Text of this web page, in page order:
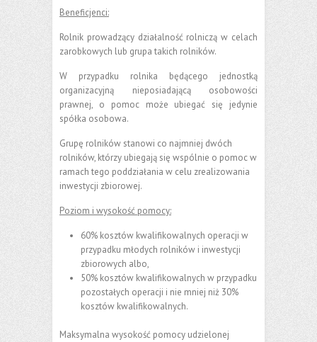
Beneficjenci:
Rolnik prowadzący działalność rolniczą w celach
zarobkowych lub grupa takich rolników.
W przypadku rolnika będącego jednostką
organizacyjną nieposiadającą osobowości
prawnej, o pomoc może ubiegać się jedynie
spółka osobowa.
Grupę rolników stanowi co najmniej dwóch
rolników, którzy ubiegają się wspólnie o pomoc w
ramach tego poddziałania w celu zrealizowania
inwestycji zbiorowej.
Poziom i wysokość pomocy:
60% kosztów kwalifikowalnych operacji w
przypadku młodych rolników i inwestycji
zbiorowych albo,
50% kosztów kwalifikowalnych w przypadku
pozostałych operacji i nie mniej niż 30%
kosztów kwalifikowalnych.
Maksymalna wysokość pomocy udzielonej